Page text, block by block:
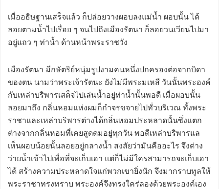
เมื่ออธิษฐานเสร็จแล้ว ก็ปล่อยวางผอบลงแม่น้ำ ผอบนั้น ได้
ลอยตามน้ำไปเรื่อย ๆ จนไปถึงเมืองรัตนา ก็ลอยวนเวียนไปมา
อยู่แถว ๆ ท่าน้ำ ด้านหน้าพระราชวัง
เมืองรัตนา มีกษัตริย์หนุ่มรูปงามคนหนึ่งปกครองต่อจากบิดา
ของตน นามว่าพระเจ้ารัตนะ ยังไม่มีพระมเหสี วันนั้นพระองค์
กับเหล่าบริพารเสด็จไปเล่นน้ำอยู่ท่าน้ำนั้นพอดี เมื่อผอบนั้น
ลอยมาถึง กลิ่นหอมแห่งผมก็กำจรขจายไปทั่วบริเวณ ทั้งพระ
ราชาและเหล่าบริพารต่างได้กลิ่นหอมประหลาดนั้นซึ่งแตก
ต่างจากกลิ่นหอมที่เคยสูดดมอยู่ทุกวัน พอดีเหล่าบริพารแล
เห็นผอบน้อยนั้นลอยอยู่กลางน้ำ สงสัยว่ามันคืออะไร จึงต่าง
ว่ายน้ำเข้าไปเพื่อที่จะเก็บเอา แต่ก็ไม่มีใครสามารถจะเก็บเอา
ได้ สร้างความประหลาดใจแก่พวกเขายิ่งนัก จึงมากราบทูลให้
พระราชาทรงทราบ พระองค์จึงทรงใคร่ลองด้วยพระองค์เอง